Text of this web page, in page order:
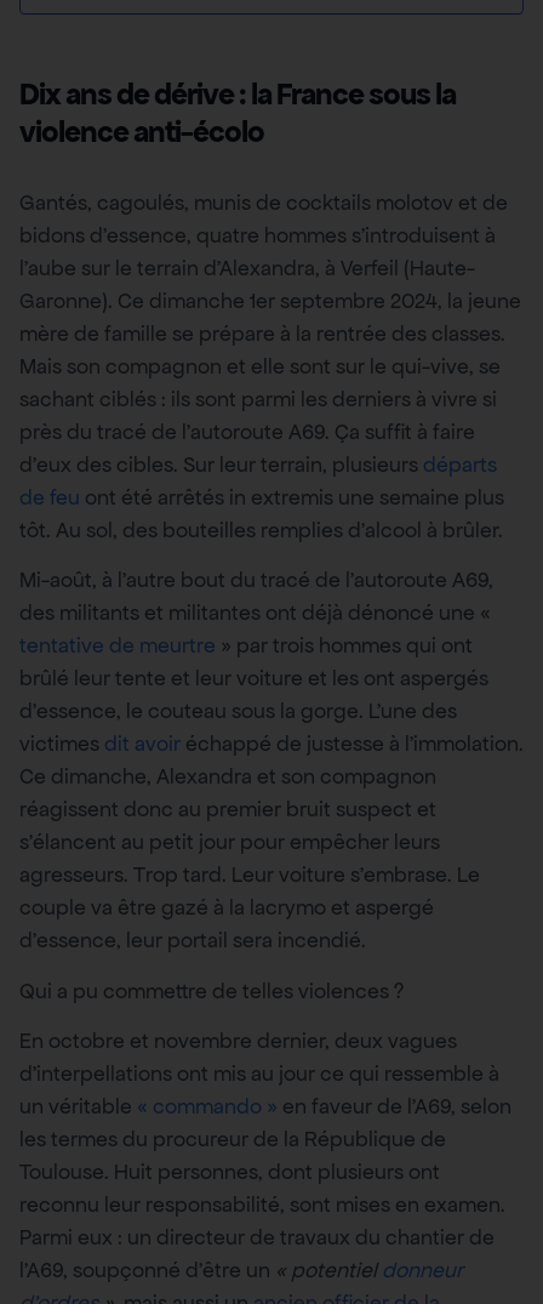
Dix ans de dérive : la France sous la
violence anti-écolo
Gantés, cagoulés, munis de cocktails molotov et de
bidons d’essence, quatre hommes s’introduisent à
l’aube sur le terrain d’Alexandra, à Verfeil (Haute-
Garonne). Ce dimanche 1er septembre 2024, la jeune
mère de famille se prépare à la rentrée des classes.
Mais son compagnon et elle sont sur le qui-vive, se
sachant ciblés : ils sont parmi les derniers à vivre si
près du tracé de l’autoroute A69. Ça suffit à faire
d’eux des cibles. Sur leur terrain, plusieurs départs
de feu ont été arrêtés in extremis une semaine plus
tôt. Au sol, des bouteilles remplies d’alcool à brûler.
Mi-août, à l’autre bout du tracé de l’autoroute A69,
des militants et militantes ont déjà dénoncé une «
tentative de meurtre » par trois hommes qui ont
brûlé leur tente et leur voiture et les ont aspergés
d’essence, le couteau sous la gorge. L’une des
victimes dit avoir échappé de justesse à l’immolation.
Ce dimanche, Alexandra et son compagnon
réagissent donc au premier bruit suspect et
s’élancent au petit jour pour empêcher leurs
agresseurs. Trop tard. Leur voiture s’embrase. Le
couple va être gazé à la lacrymo et aspergé
d’essence, leur portail sera incendié.
Qui a pu commettre de telles violences ?
En octobre et novembre dernier, deux vagues
d’interpellations ont mis au jour ce qui ressemble à
un véritable « commando » en faveur de l’A69, selon
les termes du procureur de la République de
Toulouse. Huit personnes, dont plusieurs ont
reconnu leur responsabilité, sont mises en examen.
Parmi eux : un directeur de travaux du chantier de
l’A69, soupçonné d’être un « potentiel donneur